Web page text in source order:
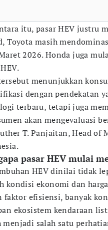
itu, pasar HEV justru
Toyota masih
2026. Honda juga
menunjukkan
dengan pendekatan
terbaru, tetapi juga
akan mengevaluasi
T. Panjaitan, Head of
pasar HEV mulai
HEV dinilai tidak
kondisi ekonomi dan
faktor efisiensi, banyak
ekosistem kendaraan
menjadi salah satu